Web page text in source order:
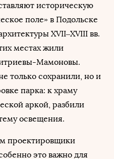
историческую
поле» в Подольске
XVII–XVIII вв.
местах жили
Мамоновы.
только сохранили, но и
парка: к храму
аркой, разбили
освещения.
проектировщики
это важно для